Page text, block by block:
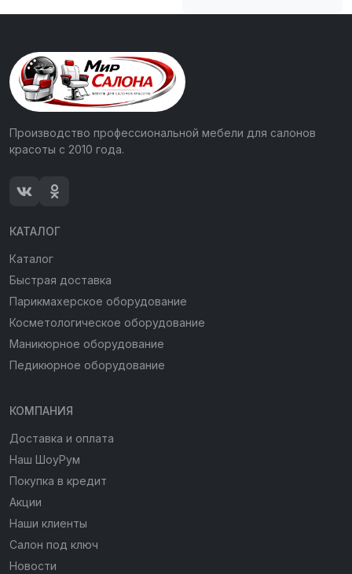
Производство профессиональной мебели для салонов
красоты с 2010 года.
КАТАЛОГ
Каталог
Быстрая доставка
Парикмахерское оборудование
Косметологическое оборудование
Маникюрное оборудование
Педикюрное оборудование
КОМПАНИЯ
Доставка и оплата
Наш ШоуРум
Покупка в кредит
Акции
Наши клиенты
Салон под ключ
Новости